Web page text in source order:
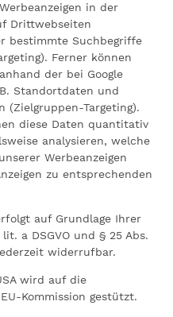
in der
Drittwebseiten
bestimmte Suchbegriffe
Ferner können
der bei Google
Standortdaten und
(Zielgruppen-Targeting).
diese Daten quantitativ
analysieren, welche
Werbeanzeigen
zu entsprechenden
auf Grundlage Ihrer
a DSGVO und § 25 Abs.
widerrufbar.
wird auf die
Kommission gestützt.